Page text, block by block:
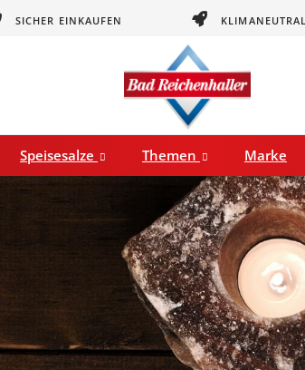
SICHER EINKAUFEN
Speisesalze Themen Marke